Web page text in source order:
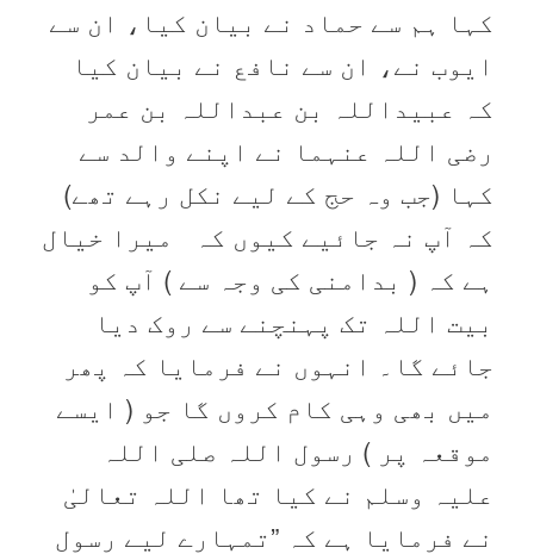
کہا ہم سے حماد نے بیان کیا، ان سے
ایوب نے، ان سے نافع نے بیان کیا
کہ عبیداللہ بن عبداللہ بن عمر
رضی اللہ عنہما نے اپنے والد سے
کہا (جب وہ حج کے لیے نکل رہے تھے)
کہ آپ نہ جائیے کیوں کہ میرا خیال
ہے کہ ( بدامنی کی وجہ سے ) آپ کو
بیت اللہ تک پہنچنے سے روک دیا
جائے گا۔ انہوں نے فرمایا کہ پھر
میں بھی وہی کام کروں گا جو ( ایسے
موقعہ پر ) رسول اللہ صلی اللہ
علیہ وسلم نے کیا تھا اللہ تعالیٰ
نے فرمایا ہے کہ ”تمہارے لیے رسول